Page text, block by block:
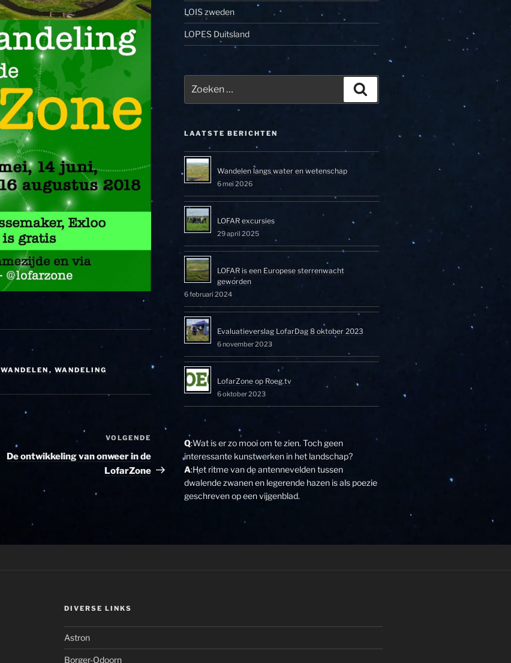
WANDELEN , WANDELING
Volgend
bericht
VOLGENDE
De ontwikkeling van onweer in de
LofarZone
LOIS zweden
LOPES Duitsland
naar:
LAATSTE BERICHTEN
Wandelen langs water en wetenschap
6 mei 2026
LOFAR excursies
29 april 2025
LOFAR is een Europese sterrenwacht
geworden
6 februari 2024
Evaluatieverslag LofarDag 8 oktober 2023
6 november 2023
LofarZone op Roeg.tv
6 oktober 2023
Q:Wat is er zo mooi om te zien. Toch geen
interessante kunstwerken in het landschap?
A:Het ritme van de antennevelden tussen
dwalende zwanen en legerende hazen is als poezie
geschreven op een vijgenblad.
DIVERSE LINKS
Astron
Borger-Odoorn